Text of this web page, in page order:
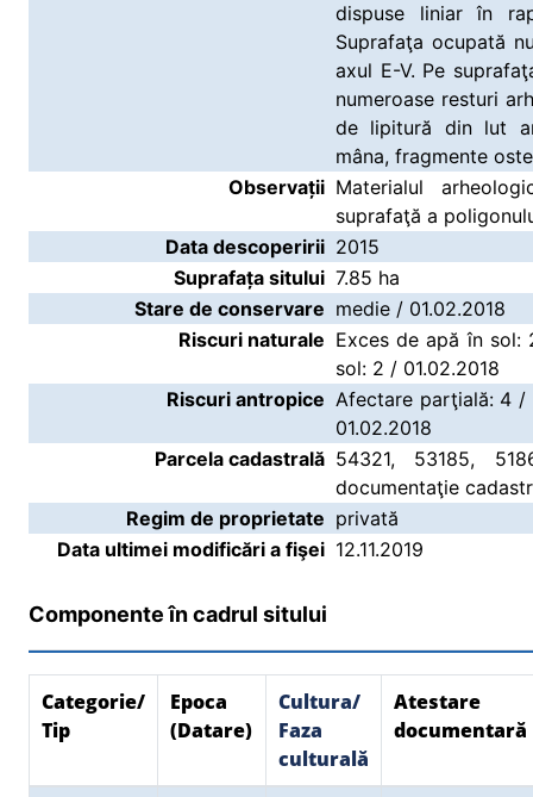
dispuse liniar în
Suprafaţa ocupată
axul E-V. Pe
numeroase resturi
de lipitură din lut
mâna, fragmente
Observații Materialul
suprafaţă a
Data descoperirii 2015
Suprafața sitului 7.85 ha
Stare de conservare medie / 01.02.2018
Riscuri naturale Exces de apă în sol:
sol: 2 / 01.02.2018
Riscuri antropice Afectare parţială: 4 /
01.02.2018
Parcela cadastrală 54321, 53185,
documentaţie
Regim de proprietate privată
Data ultimei modificări a fişei 12.11.2019
Componente în cadrul sitului
Categorie/
Tip
Epoca
(Datare)
Cultura/
Faza
culturală
Atestare
documentară